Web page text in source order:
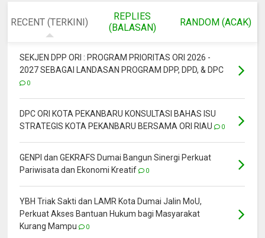
RECENT (TERKINI)
REPLIES
(BALASAN)
RANDOM (ACAK)
SEKJEN DPP ORI : PROGRAM PRIORITAS ORI 2026 -
2027 SEBAGAI LANDASAN PROGRAM DPP, DPD, & DPC
0
DPC ORI KOTA PEKANBARU KONSULTASI BAHAS ISU
STRATEGIS KOTA PEKANBARU BERSAMA ORI RIAU
0
GENPI dan GEKRAFS Dumai Bangun Sinergi Perkuat
Pariwisata dan Ekonomi Kreatif
0
YBH Triak Sakti dan LAMR Kota Dumai Jalin MoU,
Perkuat Akses Bantuan Hukum bagi Masyarakat
Kurang Mampu
0